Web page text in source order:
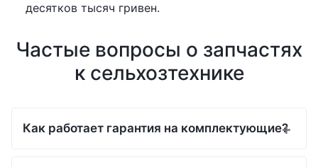
десятков тысяч гривен.
Частые вопросы о запчастях
к сельхозтехнике
Как работает гарантия на комплектующие?